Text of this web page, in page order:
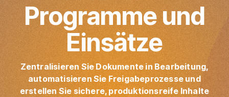
PDFLight (Kostenloses PDF-Komprimierungstool)
Programme und
Einsätze
Zentralisieren Sie Dokumente in Bearbeitung,
automatisieren Sie Freigabeprozesse und
erstellen Sie sichere, produktionsreife Inhalte